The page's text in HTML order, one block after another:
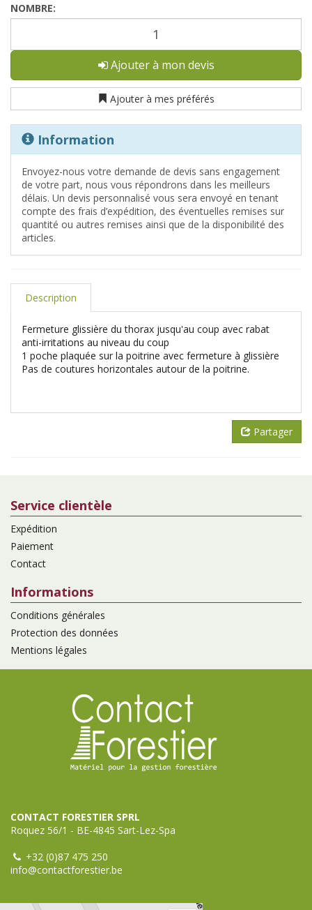
NOMBRE:
Ajouter à mon devis
Ajouter à mes préférés
Information
Envoyez-nous votre demande de devis sans engagement
de votre part, nous vous répondrons dans les meilleurs
délais. Un devis personnalisé vous sera envoyé en tenant
compte des frais d’expédition, des éventuelles remises sur
quantité ou autres remises ainsi que de la disponibilité des
articles.
Description
Fermeture glissière du thorax jusqu'au coup avec rabat
anti-irritations au niveau du coup
1 poche plaquée sur la poitrine avec fermeture à glissière
Pas de coutures horizontales autour de la poitrine.
Partager
Service clientèle
Expédition
Paiement
Contact
Informations
Conditions générales
Protection des données
Mentions légales
CONTACT FORESTIER SPRL
Roquez 56/1 - BE-4845 Sart-Lez-Spa
+32 (0)87 475 250
info@contactforestier.be